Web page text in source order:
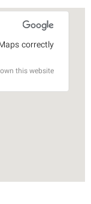
correctly.
this website?